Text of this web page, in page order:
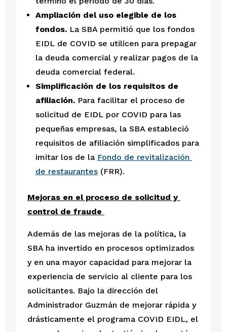
Ampliación del uso elegible de los
fondos. La SBA permitió que los fondos
EIDL de COVID se utilicen para prepagar
la deuda comercial y realizar pagos de la
deuda comercial federal.
Simplificación de los requisitos de
afiliación. Para facilitar el proceso de
solicitud de EIDL por COVID para las
pequeñas empresas, la SBA estableció
requisitos de afiliación simplificados para
imitar los de la Fondo de revitalización
de restaurantes (FRR).
Mejoras en el proceso de solicitud y
control de fraude
Además de las mejoras de la política, la
SBA ha invertido en procesos optimizados
y en una mayor capacidad para mejorar la
experiencia de servicio al cliente para los
solicitantes. Bajo la dirección del
Administrador Guzmán de mejorar rápida y
drásticamente el programa COVID EIDL, el